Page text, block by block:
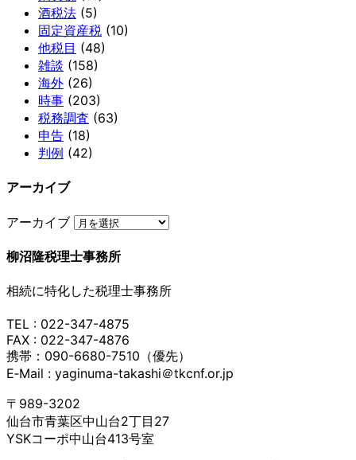
酒税法 (5)
固定資産税 (10)
他税目 (48)
雑談 (158)
海外 (26)
時事 (203)
税務調査 (63)
申告 (18)
判例 (42)
アーカイブ
アーカイブ
柳沼隆税理士事務所
相続に特化した税理士事務所
TEL : 022-347-4875
FAX : 022-347-4876
携帯：090-6680-7510（優先）
E‐Mail : yaginuma-takashi＠tkcnf.or.jp
〒989-3202
仙台市青葉区中山台2丁目27
YSKコーポ中山台413号室